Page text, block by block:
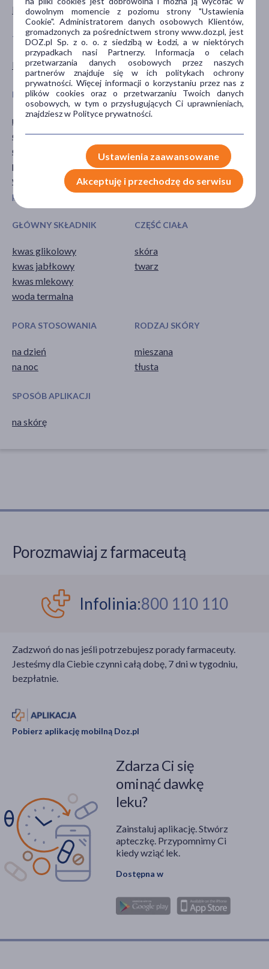
Kobieta
TYP PRODUKTU
Kosmetyk
POSTAĆ
tonik
DZIAŁANIE/WŁAŚCIWOŚCI
matujące
oczyszczające
odświeżające
przeciwłojotokowe
wygładzające
pokaż więcej ...
PROBLEM
łojotok
trądzik
GŁÓWNY SKŁADNIK
kwas glikolowy
kwas jabłkowy
kwas mlekowy
woda termalna
CZĘŚĆ CIAŁA
skóra
twarz
PORA STOSOWANIA
na dzień
na noc
RODZAJ SKÓRY
mieszana
tłusta
SPOSÓB APLIKACJI
na skórę
Porozmawiaj z farmaceutą
Infolinia:800 110 110
Zadzwoń do nas jeśli potrzebujesz porady farmaceuty.
Jesteśmy dla Ciebie czynni całą dobę, 7 dni w tygodniu,
bezpłatnie.
Pobierz aplikację mobilną Doz.pl
Zdarza Ci się
ominąć dawkę
leku?
Zainstaluj aplikację. Stwórz
apteczkę. Przypomnimy Ci
kiedy wziąć lek.
Dostępna w
dowolnym momencie z poziomu strony "Ustawienia
Cookie". Administratorem danych osobowych Klientów,
gromadzonych za pośrednictwem strony www.doz.pl, jest
DOZ.pl Sp. z o. o. z siedzibą w Łodzi, a w niektórych
przypadkach nasi Partnerzy. Informacja o celach
przetwarzania danych osobowych przez naszych
partnerów znajduje się w ich politykach ochrony
prywatności. Więcej informacji o korzystaniu przez nas z
plików cookies oraz o przetwarzaniu Twoich danych
osobowych, w tym o przysługujących Ci uprawnieniach,
znajdziesz w Polityce prywatności.
Ustawienia zaawansowane
Akceptuję i przechodzę do serwisu